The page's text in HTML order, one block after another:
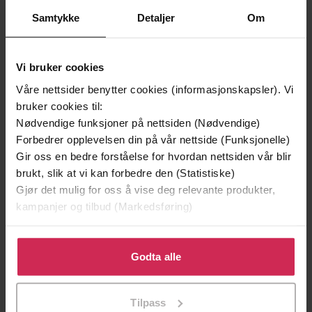
Samtykke Detaljer Om
Vi bruker cookies
Våre nettsider benytter cookies (informasjonskapsler). Vi
bruker cookies til:
Nødvendige funksjoner på nettsiden (Nødvendige)
Forbedrer opplevelsen din på vår nettside (Funksjonelle)
Gir oss en bedre forståelse for hvordan nettsiden vår blir
brukt, slik at vi kan forbedre den (Statistiske)
Gjør det mulig for oss å vise deg relevante produkter,
kampanjer og tilbud (Markedsføring)
Klikk på «Godta alle» for å gi oss ditt samtykke til å
bruke cookies for alle disse formålene. Du kan også
tilpasse ditt samtykke til spesifikke formål ved å klikke
Godta alle
Tilpass
99,-
Tørt land
369,-